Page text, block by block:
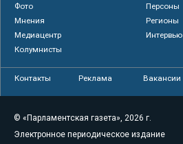
Фото
Персоны
Мнения
Регионы
Медиацентр
Интервью
Колумнисты
Контакты Реклама Вакансии
© «Парламентская газета», 2026 г.
Электронное периодическое издание